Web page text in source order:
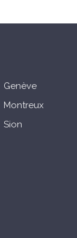
Genève
Montreux
Sion